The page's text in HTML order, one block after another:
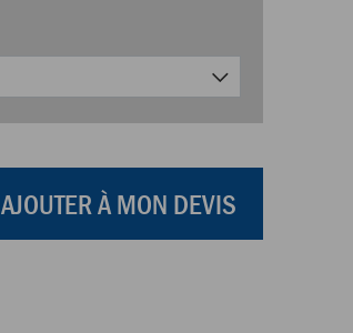
AJOUTER À MON DEVIS